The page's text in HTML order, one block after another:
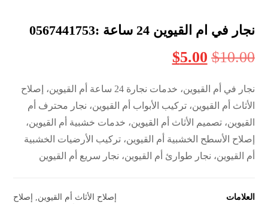
نجار في ام القيوين 24 ساعة :0567441753
$10.00
$5.00
نجار في أم القيوين، خدمات نجارة 24 ساعة أم القيوين، إصلاح
الأثاث أم القيوين، تركيب الأبواب أم القيوين، نجار محترف أم
القيوين، تصميم الأثاث أم القيوين، خدمات خشبية أم القيوين،
إصلاح الأسطح الخشبية أم القيوين، تركيب الأرضيات الخشبية
أم القيوين، نجار طوارئ أم القيوين، نجار سريع أم القيوين
العلامات إصلاح الأثاث أم القيوين, إصلاح